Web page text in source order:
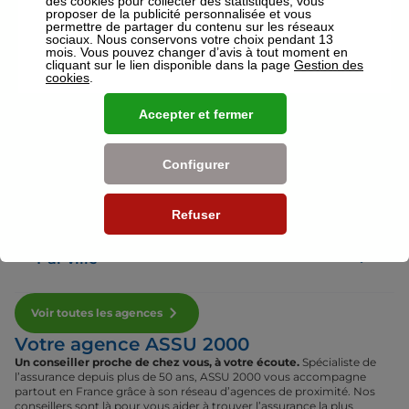
Voir plus
Nos établissements
Par département
Par ville
Voir toutes les agences
Votre agence ASSU 2000
Un conseiller proche de chez vous, à votre écoute. Spécialiste de
l’assurance depuis plus de 50 ans, ASSU 2000 vous accompagne
partout en France grâce à son réseau d’agences de proximité. Nos
conseillers sont là pour vous aider à trouver l’assurance la plus
proposer de la publicité personnalisée et vous
permettre de partager du contenu sur les réseaux
sociaux. Nous conservons votre choix pendant 13
mois. Vous pouvez changer d’avis à tout moment en
cliquant sur le lien disponible dans la page Gestion des
cookies
Refuser
Configurer
Accepter et fermer